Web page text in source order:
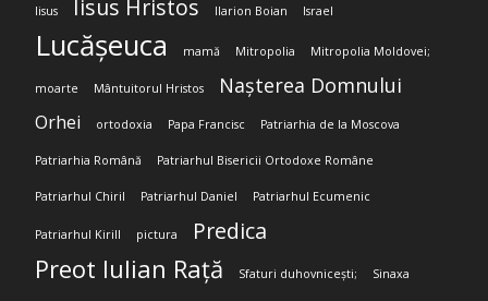
Iisus Iisus Hristos Ilarion Boian Israel
Lucășeuca mamă Mitropolia Mitropolia Moldovei;
moarte Mântuitorul Hristos Nașterea Domnului
Orhei ortodoxia Papa Francisc Patriarhia de la Moscova
Patriarhia Română Patriarhul Bisericii Ortodoxe Române
Patriarhul Chiril Patriarhul Daniel Patriarhul Ecumenic
Patriarhul Kirill pictura Predica
Preot Iulian Rață Sfaturi duhovnicești; Sinaxa